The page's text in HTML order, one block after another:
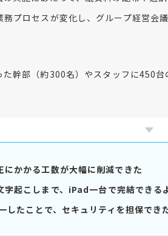
務プロセスが変化し、グループ経営会
た幹部（約300名）やスタッフに450
にかかる工数が大幅に削減できた
字起こしまで、iPad一台で完結できる
したことで、セキュリティを担保でき